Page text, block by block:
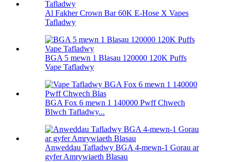
Al Fakher Crown Bar 60K E-Hose X Vapes
Tafladwy
BGA 5 mewn 1 Blasau 120000 120K Puffs
Vape Tafladwy
BGA Fox 6 mewn 1 140000 Pwff Chwech
Blwch Tafladwy...
Anweddau Tafladwy BGA 4-mewn-1 Gorau ar
gyfer Amrywiaeth Blasau